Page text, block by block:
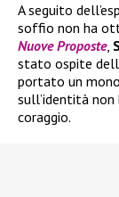
A seguito
soffio non ha
Nuove Proposte,
stato ospite
portato un
sull’identità
coraggio.